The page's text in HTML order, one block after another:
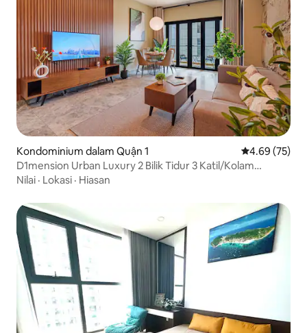
Kondominium dalam Quận 1 Penarafan
4.69 (75)
D1mension Urban Luxury 2 Bilik Tidur 3 Katil/Kolam
Renang/Gimnasium/Pusat Bandar
Nilai · Lokasi · Hiasan